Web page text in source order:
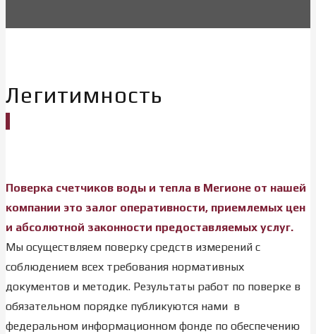
Легитимность
Поверка счетчиков воды и тепла в Мегионе от нашей
компании это залог оперативности, приемлемых цен
и абсолютной законности предоставляемых услуг.
Мы осуществляем поверку средств измерений с
соблюдением всех требования нормативных
документов и методик. Результаты работ по поверке в
обязательном порядке публикуются нами в
федеральном информационном фонде по обеспечению